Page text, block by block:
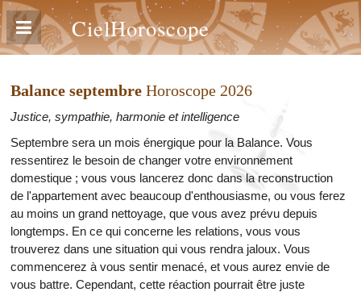
CielHoroscope
Balance septembre Horoscope 2026
Justice, sympathie, harmonie et intelligence
Septembre sera un mois énergique pour la Balance. Vous
ressentirez le besoin de changer votre environnement
domestique ; vous vous lancerez donc dans la reconstruction
de l'appartement avec beaucoup d'enthousiasme, ou vous ferez
au moins un grand nettoyage, que vous avez prévu depuis
longtemps. En ce qui concerne les relations, vous vous
trouverez dans une situation qui vous rendra jaloux. Vous
commencerez à vous sentir menacé, et vous aurez envie de
vous battre. Cependant, cette réaction pourrait être juste